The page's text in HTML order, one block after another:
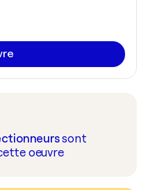
sont
oeuvre